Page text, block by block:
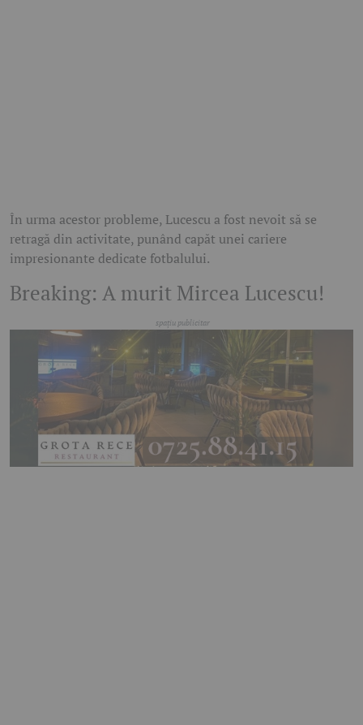
În urma acestor probleme, Lucescu a fost nevoit să se
retragă din activitate, punând capăt unei cariere
impresionante dedicate fotbalului.
Breaking: A murit Mircea Lucescu!